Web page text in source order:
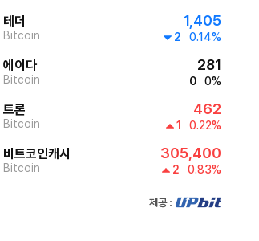
이 업&다운 mini
이 업&다운 mini
테더
Bitcoin
1,405
2 0.14%
에이다
Bitcoin
281
0 0%
트론
Bitcoin
462
1 0.22%
비트코인캐시
Bitcoin
305,400
2 0.83%
제공:UPbit